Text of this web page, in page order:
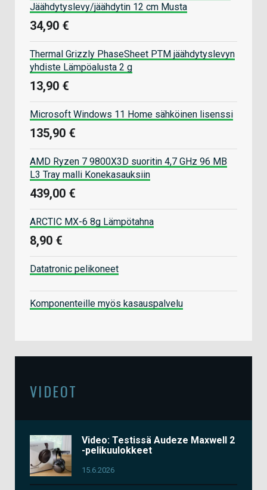
Jäähdytyslevy/jäähdytin 12 cm Musta
34,90 €
Thermal Grizzly PhaseSheet PTM jäähdytyslevyn
yhdiste Lämpöalusta 2 g
13,90 €
Microsoft Windows 11 Home sähköinen lisenssi
135,90 €
AMD Ryzen 7 9800X3D suoritin 4,7 GHz 96 MB
L3 Tray malli Konekasauksiin
439,00 €
ARCTIC MX-6 8g Lämpötahna
8,90 €
Datatronic pelikoneet
Komponenteille myös kasauspalvelu
VIDEOT
Video: Testissä Audeze Maxwell 2
-pelikuulokkeet
15.6.2026